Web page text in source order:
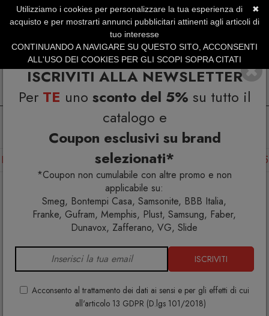
ISCRIVITI ALLA NEWSLETTER
Per TE uno sconto del 5% su tutto il
catalogo e
Coupon esclusivi su brand
selezionati*
*Coupon non cumulabile con altre promo e non
applicabile su:
Smeg, Bontempi Casa, Samsonite, BBB Italia,
Franke, Gufram, Memphis, Plust, Samsung, Faber,
Dunavox, Zafferano, VG, Slide
ISCRIVITI
Acconsento al trattamento dei dati ai sensi e per gli effetti di cui
all'articolo 13 GDPR (D.lgs 101/2018)
SERVIZIO CLIENTI +39.0773.470.562
SUMMER SALES | Fino al 31 Agosto
Home Arredo interno Tavoli Opalia Tavolo 166x166x75
✖
Utilizziamo i cookies per personalizzare la tua esperienza di
acquisto e per mostrarti annunci pubblicitari attinenti agli articoli di
tuo interesse
CONTINUANDO A NAVIGARE SU QUESTO SITO, ACCONSENTI
ALL'USO DEI COOKIES PER GLI SCOPI SOPRA CITATI